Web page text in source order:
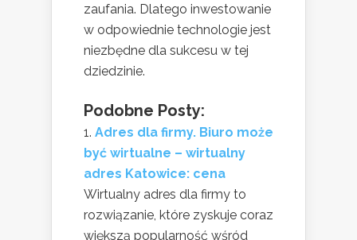
zaufania. Dlatego inwestowanie
w odpowiednie technologie jest
niezbędne dla sukcesu w tej
dziedzinie.
Podobne Posty:
Adres dla firmy. Biuro może
być wirtualne – wirtualny
adres Katowice: cena
Wirtualny adres dla firmy to
rozwiązanie, które zyskuje coraz
większą popularność wśród